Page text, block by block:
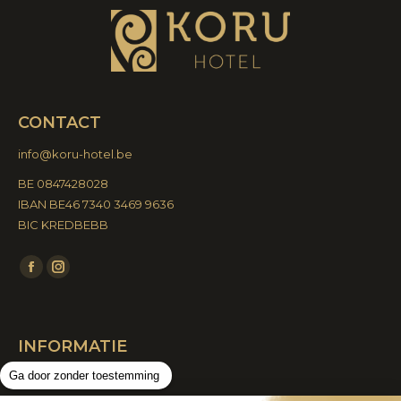
Ga door zonder toestemming
CONTACT
info@koru-hotel.be
BE 0847428028
IBAN BE46 7340 3469 9636
BIC KREDBEBB
Vind ons op:
Facebook
in
new
window
Instagram
in
new
window
INFORMATIE
FAQ